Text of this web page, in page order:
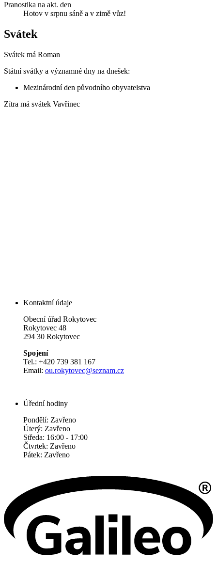
Pranostika na akt. den
Hotov v srpnu sáně a v zimě vůz!
Svátek
Svátek má Roman
Státní svátky a významné dny na dnešek:
Mezinárodní den původního obyvatelstva
Zítra má svátek Vavřinec
Kontaktní údaje
Obecní úřad Rokytovec
Rokytovec 48
294 30 Rokytovec
Spojení
Tel.: +420 739 381 167
Email: ou.rokytovec@seznam.cz
Úřední hodiny
Pondělí: Zavřeno
Úterý: Zavřeno
Středa: 16:00 - 17:00
Čtvrtek: Zavřeno
Pátek: Zavřeno